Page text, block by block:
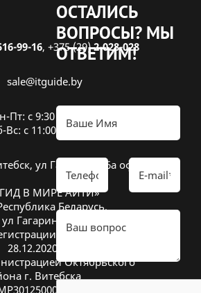
99-16, +375 (29)2-028-028
sale@itguide.by
Пт: с 9:30 до 18:30
Вс: с 11:00 до 16:00
ул Гагарина 26а оф 20
В МИРЕ АЙТИ»
Беларусь,
Гагарина 26А, оф. 20
№ 391833600 от
28.12.2020
Октябрьского
г. Витебска
ОСТАЛИСЬ
ВОПРОСЫ? МЫ
ОТВЕТИМ!